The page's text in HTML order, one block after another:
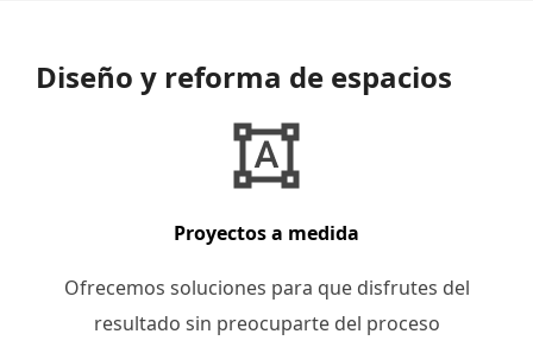
el
contenido
Diseño y reforma de espacios
Proyectos a medida
Ofrecemos soluciones para que disfrutes del
resultado sin preocuparte del proceso